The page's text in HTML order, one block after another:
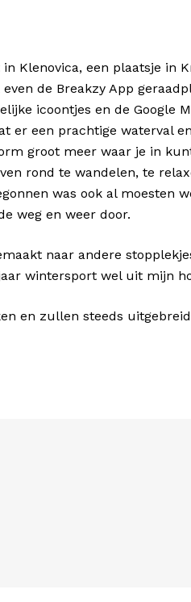
Klenovica, een plaatsje
de Breakzy App
icoontjes en de Google
er een prachtige waterval
groot meer waar je in
rond te wandelen, te
was ook al moesten
weg en weer door.
naar andere
wintersport wel uit mijn
en zullen steeds